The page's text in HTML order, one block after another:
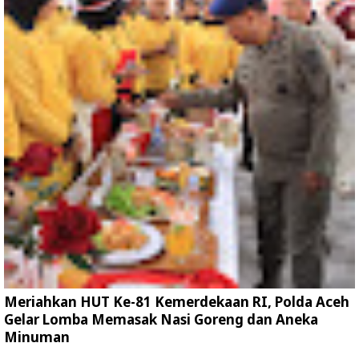
Meriahkan HUT Ke-81 Kemerdekaan RI, Polda Aceh
Gelar Lomba Memasak Nasi Goreng dan Aneka
Minuman